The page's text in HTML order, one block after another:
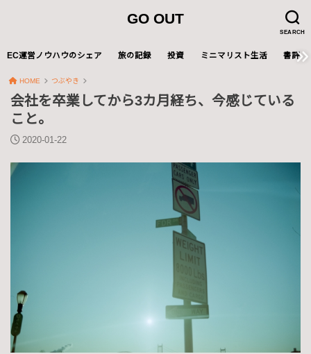
SEARCH
GO OUT
EC運営ノウハウのシェア 旅の記録 投資 ミニマリスト生活 書評
HOME つぶやき
会社を卒業してから3カ月経ち、今感じている
こと。
2020-01-22